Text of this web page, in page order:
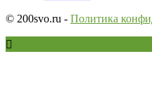
© 200svo.ru - Политика